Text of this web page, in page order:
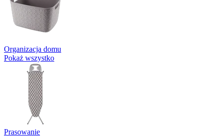
Organizacja domu
Pokaż wszystko
Prasowanie